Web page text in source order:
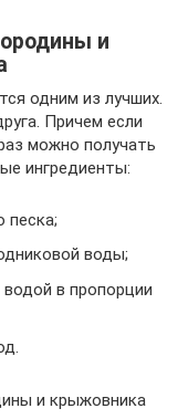
и
одним из лучших.
Причем если
можно получать
ингредиенты:
песка;
воды;
водой в пропорции
и крыжовника